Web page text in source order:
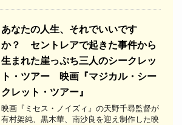
あなたの人生、それでいいです
か？ セントレアで起きた事件から
生まれた崖っぷち三人のシークレッ
ト・ツアー 映画『マジカル・シー
クレット・ツアー』
映画『ミセス・ノイズィ』の天野千尋監督が
有村架純、黒木華、南沙良を迎え制作した映